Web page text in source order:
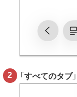
「すべてのタブ